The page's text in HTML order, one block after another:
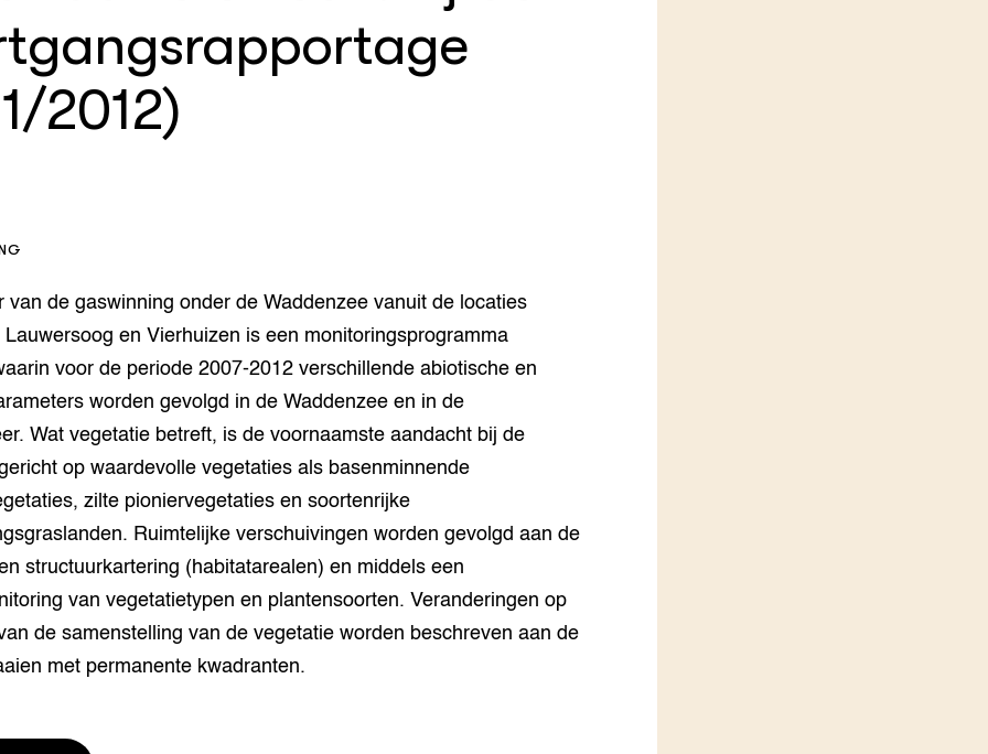
landbouw
Aquacultuur
economy
en infra
Maat projecten
Innovatieloket
& Biologisch
Aanpakken
Pigs
Digitalisering &
en
2012)
van de gaswinning onder de Waddenzee vanuit de locaties
Lauwersoog en Vierhuizen is een monitoringsprogramma
voor de periode 2007-2012 verschillende abiotische en
worden gevolgd in de Waddenzee en in de
Wat vegetatie betreft, is de voornaamste aandacht bij de
op waardevolle vegetaties als basenminnende
zilte pioniervegetaties en soortenrijke
Ruimtelijke verschuivingen worden gevolgd aan de
structuurkartering (habitatarealen) en middels een
van vegetatietypen en plantensoorten. Veranderingen op
de samenstelling van de vegetatie worden beschreven aan de
met permanente kwadranten.